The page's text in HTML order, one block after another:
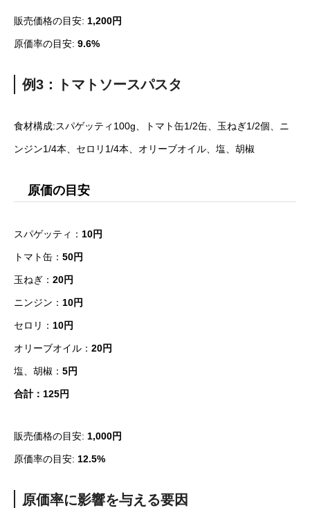
販売価格の目安: 1,200円
原価率の目安: 9.6%
例3：トマトソースパスタ
食材構成:スパゲッティ100g、トマト缶1/2缶、玉ねぎ1/2個、ニ
ンジン1/4本、セロリ1/4本、オリーブオイル、塩、胡椒
原価の目安
スパゲッティ： 10円
トマト缶： 50円
玉ねぎ： 20円
ニンジン： 10円
セロリ： 10円
オリーブオイル： 20円
塩、胡椒： 5円
合計：125円
販売価格の目安: 1,000円
原価率の目安: 12.5%
原価率に影響を与える要因